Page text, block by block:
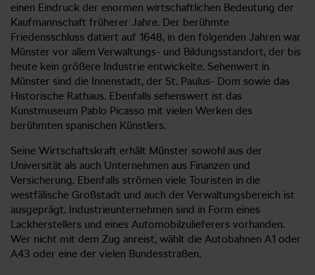
einen Eindruck der enormen wirtschaftlichen Bedeutung der
Kaufmannschaft früherer Jahre. Der berühmte
Friedensschluss datiert auf 1648, in den folgenden Jahren war
Münster vor allem Verwaltungs- und Bildungsstandort, der bis
heute kein größere Industrie entwickelte. Sehenwert in
Münster sind die Innenstadt, der St. Paulus- Dom sowie das
Historische Rathaus. Ebenfalls sehenswert ist das
Kunstmuseum Pablo Picasso mit vielen Werken des
berühmten spanischen Künstlers.
Seine Wirtschaftskraft erhält Münster sowohl aus der
Universität als auch Unternehmen aus Finanzen und
Versicherung. Ebenfalls strömen viele Touristen in die
westfälische Großstadt und auch der Verwaltungsbereich ist
ausgeprägt. Industrieunternehmen sind in Form eines
Lackherstellers und eines Automobilzulieferers vorhanden.
Wer nicht mit dem Zug anreist, wählt die Autobahnen A1 oder
A43 oder eine der vielen Bundesstraßen.